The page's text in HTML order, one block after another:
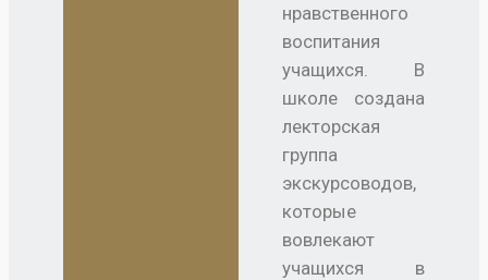
нравственного
воспитания
учащихся. В
школе создана
лекторская
группа
экскурсоводов,
которые
вовлекают
учащихся в